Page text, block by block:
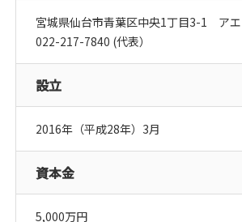
宮城県仙台市青葉区中央1丁目3-1 ア
022-217-7840 (代表）
設立
2016年（平成28年）3月
資本金
5,000万円